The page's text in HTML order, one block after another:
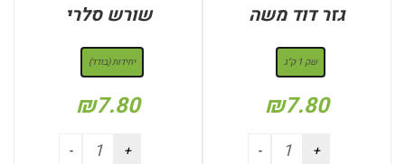
גזר דוד משה
שק 1 ק"ג
₪7.80
שורש סלרי
יחידות (בודד)
₪7.80